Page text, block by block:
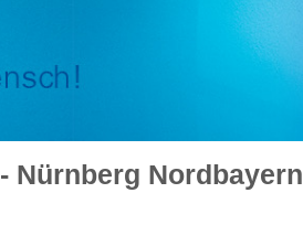
Nürnberg Nordbayern